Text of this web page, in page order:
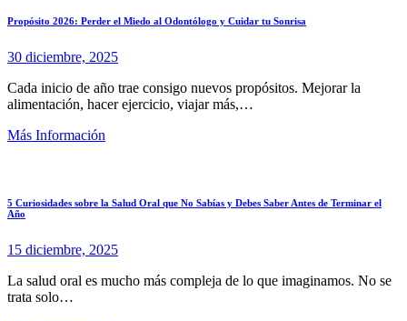
Propósito 2026: Perder el Miedo al Odontólogo y Cuidar tu Sonrisa
30 diciembre, 2025
Cada inicio de año trae consigo nuevos propósitos. Mejorar la
alimentación, hacer ejercicio, viajar más,…
Más Información
5 Curiosidades sobre la Salud Oral que No Sabías y Debes Saber Antes de Terminar el
Año
15 diciembre, 2025
La salud oral es mucho más compleja de lo que imaginamos. No se
trata solo…